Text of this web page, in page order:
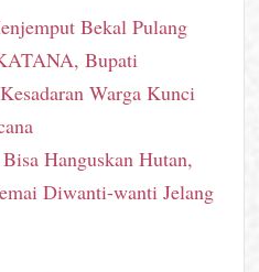
Bekal Pulang
Bupati
Warga Kunci
Hanguskan Hutan,
Diwanti-wanti Jelang